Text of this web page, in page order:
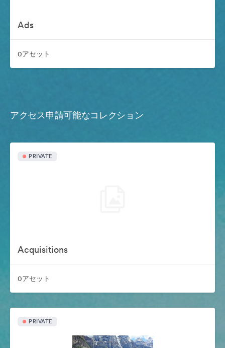
Ads
0アセット
アクセス申請可能なコレクション
PRIVATE
Acquisitions
0アセット
PRIVATE